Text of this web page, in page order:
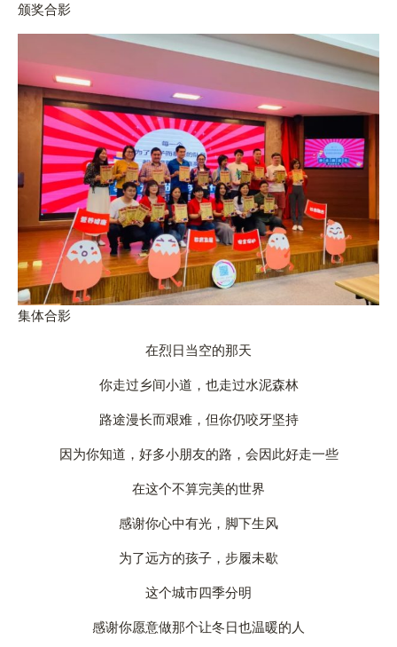
颁奖合影
集体合影
在烈日当空的那天
你走过乡间小道，也走过水泥森林
路途漫长而艰难，但你仍咬牙坚持
因为你知道，好多小朋友的路，会因此好走一些
在这个不算完美的世界
感谢你心中有光，脚下生风
为了远方的孩子，步履未歇
这个城市四季分明
感谢你愿意做那个让冬日也温暖的人